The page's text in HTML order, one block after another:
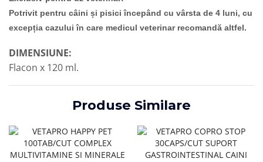
Potrivit pentru câini și pisici începând cu vârsta de 4 luni, cu
excepția cazului în care medicul veterinar recomandă altfel.
DIMENSIUNE:
Flacon x 120 ml.
Produse Similare